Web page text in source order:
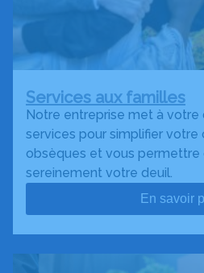
Services aux familles
Notre entreprise met à votre
services pour simplifier votre
obsèques et vous permettre
sereinement votre deuil.
En savoir